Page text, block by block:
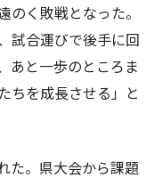
く敗戦となった。
試合運びで後手に回
あと一歩のところま
ちを成長させる」と
た。県大会から課題